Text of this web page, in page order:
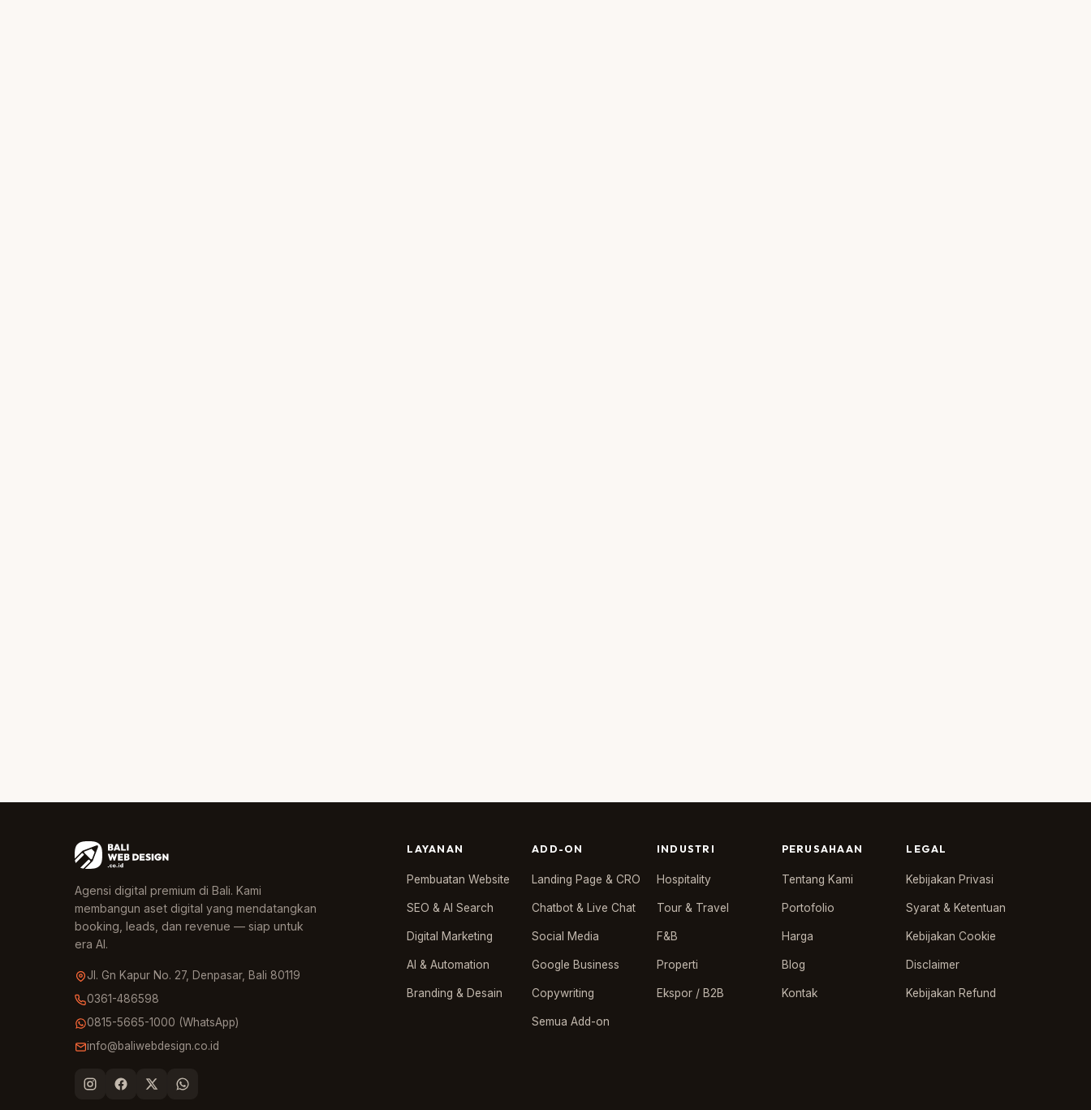
Agensi digital premium di Bali. Kami
membangun aset digital yang mendatangkan
booking, leads, dan revenue — siap untuk
era AI.
Jl. Gn Kapur No. 27, Denpasar, Bali 80119
0361-486598
0815-5665-1000 (WhatsApp)
info@baliwebdesign.co.id
LAYANAN
Pembuatan Website
SEO & AI Search
Digital Marketing
AI & Automation
Branding & Desain
ADD-ON
Landing Page & CRO
Chatbot & Live Chat
Social Media
Google Business
Copywriting
Semua Add-on
INDUSTRI
Hospitality
Tour & Travel
F&B
Properti
Ekspor / B2B
PERUSAHAAN
Tentang Kami
Portofolio
Harga
Blog
Kontak
LEGAL
Kebijakan Privasi
Syarat & Ketentuan
Kebijakan Cookie
Disclaimer
Kebijakan Refund